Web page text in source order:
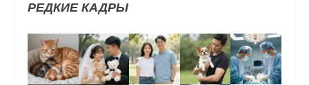
РЕДКИЕ КАДРЫ